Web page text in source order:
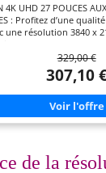
4K UHD 27 POUCES
: Profitez d’une
une résolution 3840 x
de 120 Hz et
pour la productivité et
FreeSync Premium.
HDMI 2.1 et 1
ÉCLATANTE
à une couverture
1500:1 et plus d’un
OCULAIRE
la lumière bleue à ≤35
FLUIDITÉ POUR LE
329,00 €
307,10
de la